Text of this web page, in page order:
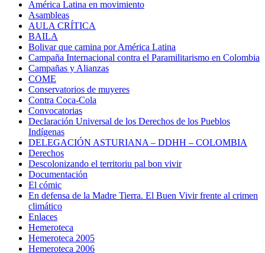
América Latina en movimiento
Asambleas
AULA CRÍTICA
BAILA
Bolivar que camina por América Latina
Campaña Internacional contra el Paramilitarismo en Colombia
Campañas y Alianzas
COME
Conservatorios de muyeres
Contra Coca-Cola
Convocatorias
Declaración Universal de los Derechos de los Pueblos
Indígenas
DELEGACIÓN ASTURIANA – DDHH – COLOMBIA
Derechos
Descolonizando el territoriu pal bon vivir
Documentación
El cómic
En defensa de la Madre Tierra. El Buen Vivir frente al crimen
climático
Enlaces
Hemeroteca
Hemeroteca 2005
Hemeroteca 2006